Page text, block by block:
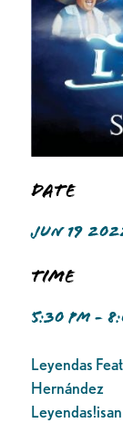
Date
JUN 19
Time
5:30 PM -
Leyendas
Hernández